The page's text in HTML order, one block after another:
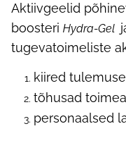
Aktiivgeelid
boosteri Hydra-Gel
tugevatoimeliste
kiired
tõhusad
personaalsed